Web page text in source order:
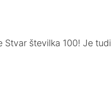
Stvar številka 100! Je tudi